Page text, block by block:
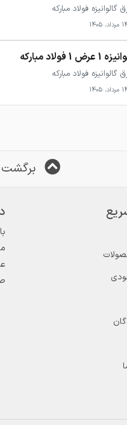
فولاد مبارکه
فولاد مبارکه
فولاد مبارکه
برگشت